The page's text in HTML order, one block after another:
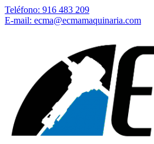
Teléfono: 916 483 209
E-mail: ecma@ecmamaquinaria.com